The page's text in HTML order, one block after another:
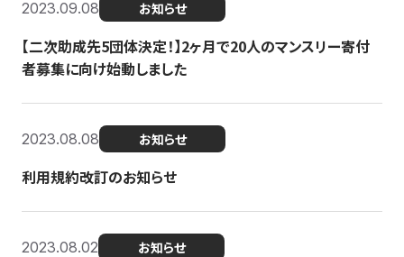
2023.09.08 お知らせ
【二次助成先5団体決定！】2ヶ月で20人のマンスリー寄付
者募集に向け始動しました
2023.08.08 お知らせ
利用規約改訂のお知らせ
2023.08.02 お知らせ